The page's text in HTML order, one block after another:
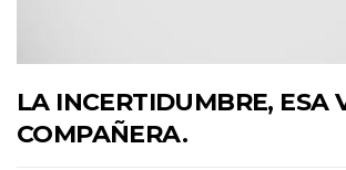
LA INCERTIDUMBRE, ESA
COMPAÑERA.